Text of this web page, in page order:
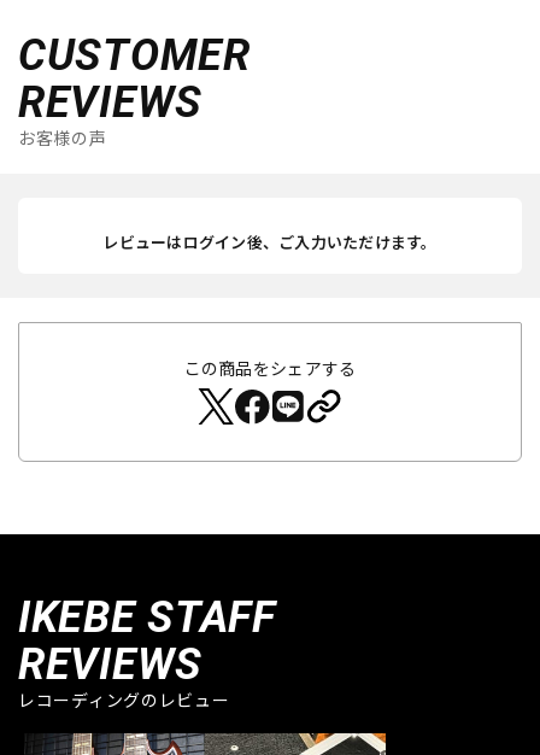
CUSTOMER
REVIEWS
お客様の声
レビューはログイン後、ご入力いただけます。
この商品をシェアする
IKEBE STAFF
REVIEWS
レコーディングのレビュー